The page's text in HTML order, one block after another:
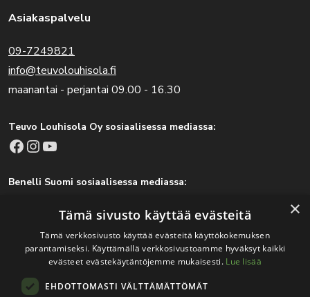
Asiakaspalvelu
09-7249821
info@teuvolouhisola.fi
maanantai - perjantai 09.00 - 16.30
Teuvo Louhisola Oy sosiaalisessa mediassa:
Facebook Instagram YouTube
Benelli Suomi sosiaalisessa mediassa:
Tärkeitä linkkejä
Rekisteri- ja tietosuojaseloste
×
Tämä sivusto käyttää evästeitä
Tämä verkkosivusto käyttää evästeitä käyttökokemuksen
parantamiseksi. Käyttämällä verkkosivustoamme hyväksyt kaikki
evästeet evästekäytäntöjemme mukaisesti. Lue lisää
EHDOTTOMASTI VÄLTTÄMÄTTÖMÄT